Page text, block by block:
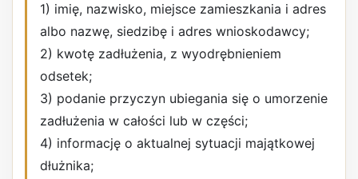
1) imię, nazwisko, miejsce zamieszkania i adres
albo nazwę, siedzibę i adres wnioskodawcy;
2) kwotę zadłużenia, z wyodrębnieniem
odsetek;
3) podanie przyczyn ubiegania się o umorzenie
zadłużenia w całości lub w części;
4) informację o aktualnej sytuacji majątkowej
dłużnika;